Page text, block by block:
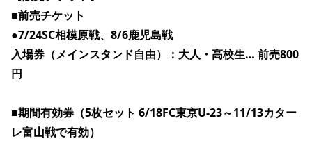
■前売チケット
●7/24SC相模原戦、8/6鹿児島戦
入場券（メインスタンド自由）：大人・高校生… 前売800
円
■期間有効券（5枚セット 6/18FC東京U-23～11/13カター
レ富山戦で有効）